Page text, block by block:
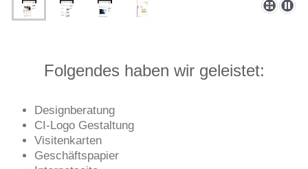
Folgendes haben wir geleistet:
Designberatung
CI-Logo Gestaltung
Visitenkarten
Geschäftspapier